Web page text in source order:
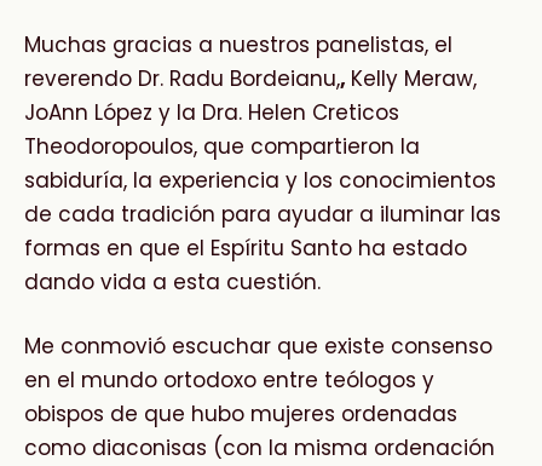
Muchas gracias a nuestros panelistas, el
reverendo Dr. Radu Bordeianu,, Kelly Meraw,
JoAnn López y la Dra. Helen Creticos
Theodoropoulos, que compartieron la
sabiduría, la experiencia y los conocimientos
de cada tradición para ayudar a iluminar las
formas en que el Espíritu Santo ha estado
dando vida a esta cuestión.
Me conmovió escuchar que existe consenso
en el mundo ortodoxo entre teólogos y
obispos de que hubo mujeres ordenadas
como diaconisas (con la misma ordenación